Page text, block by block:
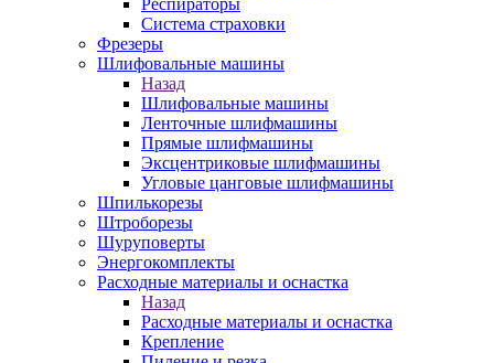
Респираторы
Система страховки
Фрезеры
Шлифовальные машины
Назад
Шлифовальные машины
Ленточные шлифмашины
Прямые шлифмашины
Эксцентриковые шлифмашины
Угловые цанговые шлифмашины
Шпилькорезы
Штроборезы
Шуруповерты
Энергокомплекты
Расходные материалы и оснастка
Назад
Расходные материалы и оснастка
Крепление